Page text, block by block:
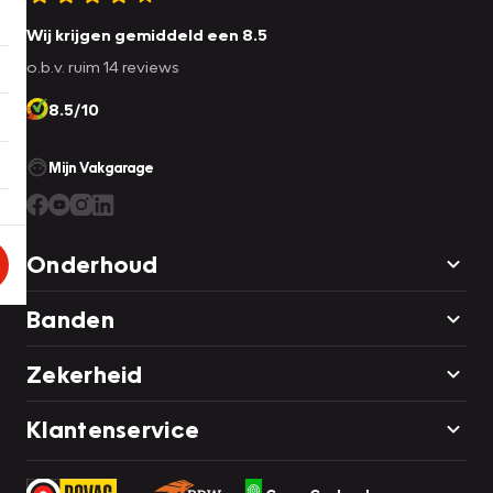
Wij krijgen gemiddeld een 8.5
o.b.v. ruim 14 reviews
8.5/10
Mijn Vakgarage
Onderhoud
Banden
Zekerheid
Klantenservice